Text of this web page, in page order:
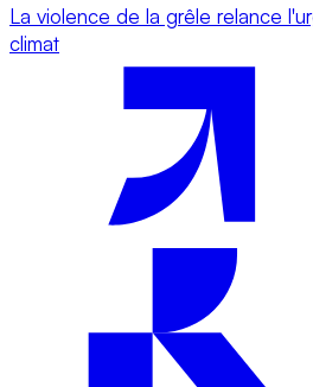
La violence de la grêle relance
climat